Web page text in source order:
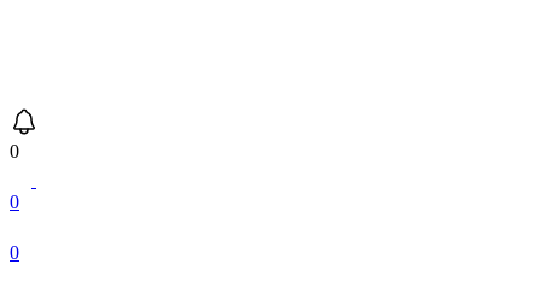
0
0
0